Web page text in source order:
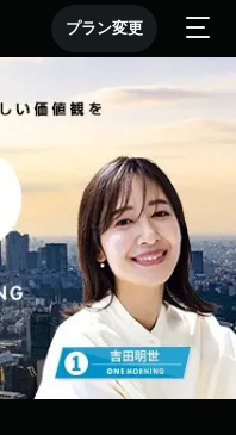
プラン変更